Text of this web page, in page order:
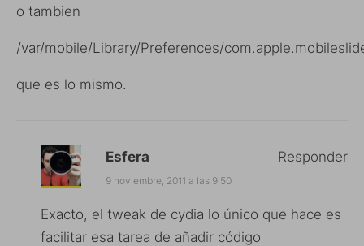
o tambien
/var/mobile/Library/Preferences/
que es lo mismo.
Esfera
9 noviembre, 2011 a las 9:50
Exacto, el tweak de cydia lo único que hace es
facilitar esa tarea de añadir código
Responder